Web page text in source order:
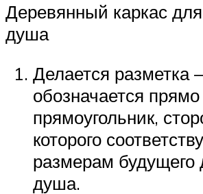
Деревянный каркас для
душа
Делается разметка
обозначается
прямоугольник,
которого
размерам будущего
душа.